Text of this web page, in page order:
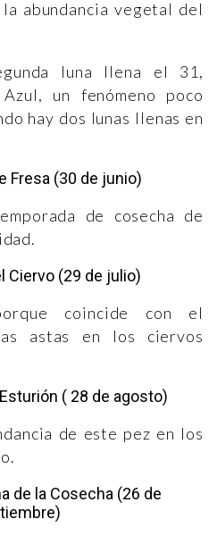
abundancia vegetal del
luna llena el 31,
un fenómeno poco
hay dos lunas llenas en
Fresa (30 de junio)
de cosecha de
Ciervo (29 de julio)
coincide con el
astas en los ciervos
( 28 de agosto)
de este pez en los
de la Cosecha (26 de